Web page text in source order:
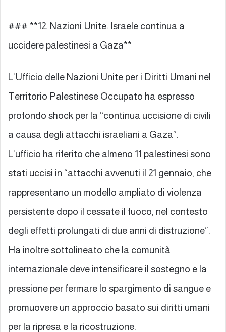
### **12. Nazioni Unite: Israele continua a
uccidere palestinesi a Gaza**
L’Ufficio delle Nazioni Unite per i Diritti Umani nel
Territorio Palestinese Occupato ha espresso
profondo shock per la “continua uccisione di civili
a causa degli attacchi israeliani a Gaza”.
L’ufficio ha riferito che almeno 11 palestinesi sono
stati uccisi in “attacchi avvenuti il 21 gennaio, che
rappresentano un modello ampliato di violenza
persistente dopo il cessate il fuoco, nel contesto
degli effetti prolungati di due anni di distruzione”.
Ha inoltre sottolineato che la comunità
internazionale deve intensificare il sostegno e la
pressione per fermare lo spargimento di sangue e
promuovere un approccio basato sui diritti umani
per la ripresa e la ricostruzione.